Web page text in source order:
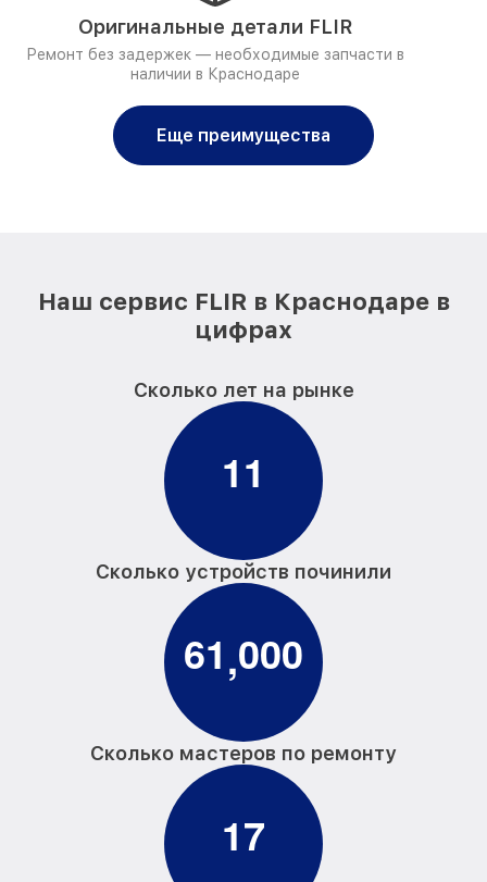
Оригинальные детали FLIR
Ремонт без задержек — необходимые запчасти в
наличии в Краснодаре
Еще преимущества
Наш сервис FLIR в Краснодаре в
цифрах
Сколько лет на рынке
11
Сколько устройств починили
61,000
Сколько мастеров по ремонту
17